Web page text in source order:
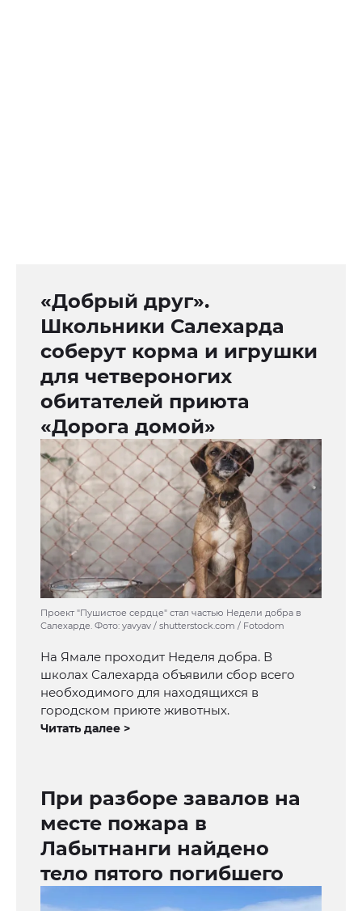
«Добрый друг».
Школьники Салехарда
соберут корма и игрушки
для четвероногих
обитателей приюта
«Дорога домой»
Проект "Пушистое сердце" стал частью Недели добра в
Салехарде. Фото: yavyav / shutterstock.com / Fotodom
На Ямале проходит Неделя добра. В
школах Салехарда объявили сбор всего
необходимого для находящихся в
городском приюте животных.
Читать далее >
При разборе завалов на
месте пожара в
Лабытнанги найдено
тело пятого погибшего